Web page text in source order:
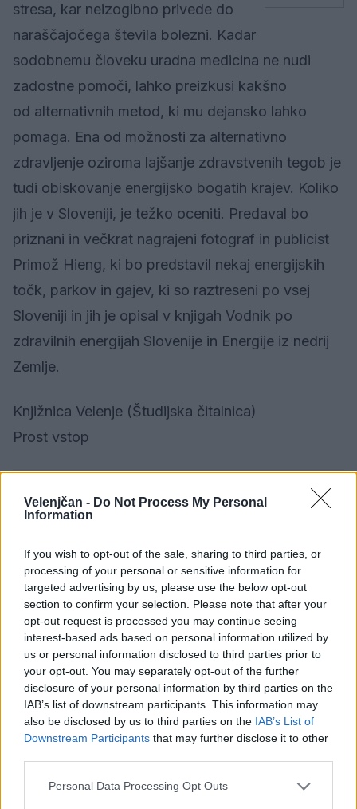
Velenjčan - Do Not Process My Personal
Information
If you wish to opt-out of the sale, sharing to third parties, or
processing of your personal or sensitive information for
targeted advertising by us, please use the below opt-out
section to confirm your selection. Please note that after your
opt-out request is processed you may continue seeing
interest-based ads based on personal information utilized by
us or personal information disclosed to third parties prior to
your opt-out. You may separately opt-out of the further
disclosure of your personal information by third parties on the
IAB’s list of downstream participants. This information may
also be disclosed by us to third parties on the IAB’s List of
Downstream Participants that may further disclose it to other
Personal Data Processing Opt Outs
stresa, kar neizogibno privede do
naraščajočega števila bolezni. Kadar
sodobnemu človeku uradna medicina ne nudi
zadostne pomoči, lahko preizkusi kakšno
od alternativnih metod, ki mu dejansko lahko
pomaga. Ena od možnosti za alternativno
zdravljenje oziroma lajšanje zdravstvenih tegob je
tudi obiskovanje energijsko bogatih krajev. Koliko
jih je v Sloveniji, je težko oceniti. Predaval bo
priznani in večkrat nagrajeni fotograf in publicist
Primož Hieng, ki bo predstavil nekaj energijskih
točk, parkov in gajev, ki so raztreseni po vsej
Sloveniji in jih je opisal v knjigah Vodnik po
zdravilnih energijah Slovenije in Energije iz nedrij
Zemlje.
Knjižnica Velenje (Študijska čitalnica)
Prost vstop
Pripovedovanje zgodb ob slikah.
Knjižnica OŠ Gorica
Prost vstop
15. 5. 2019od13.00do20.00 ,16. 5.
2019od13.00do20.00
Središče mladih in otrok Velenje: delavnice,
igre, pomoč pri učenju